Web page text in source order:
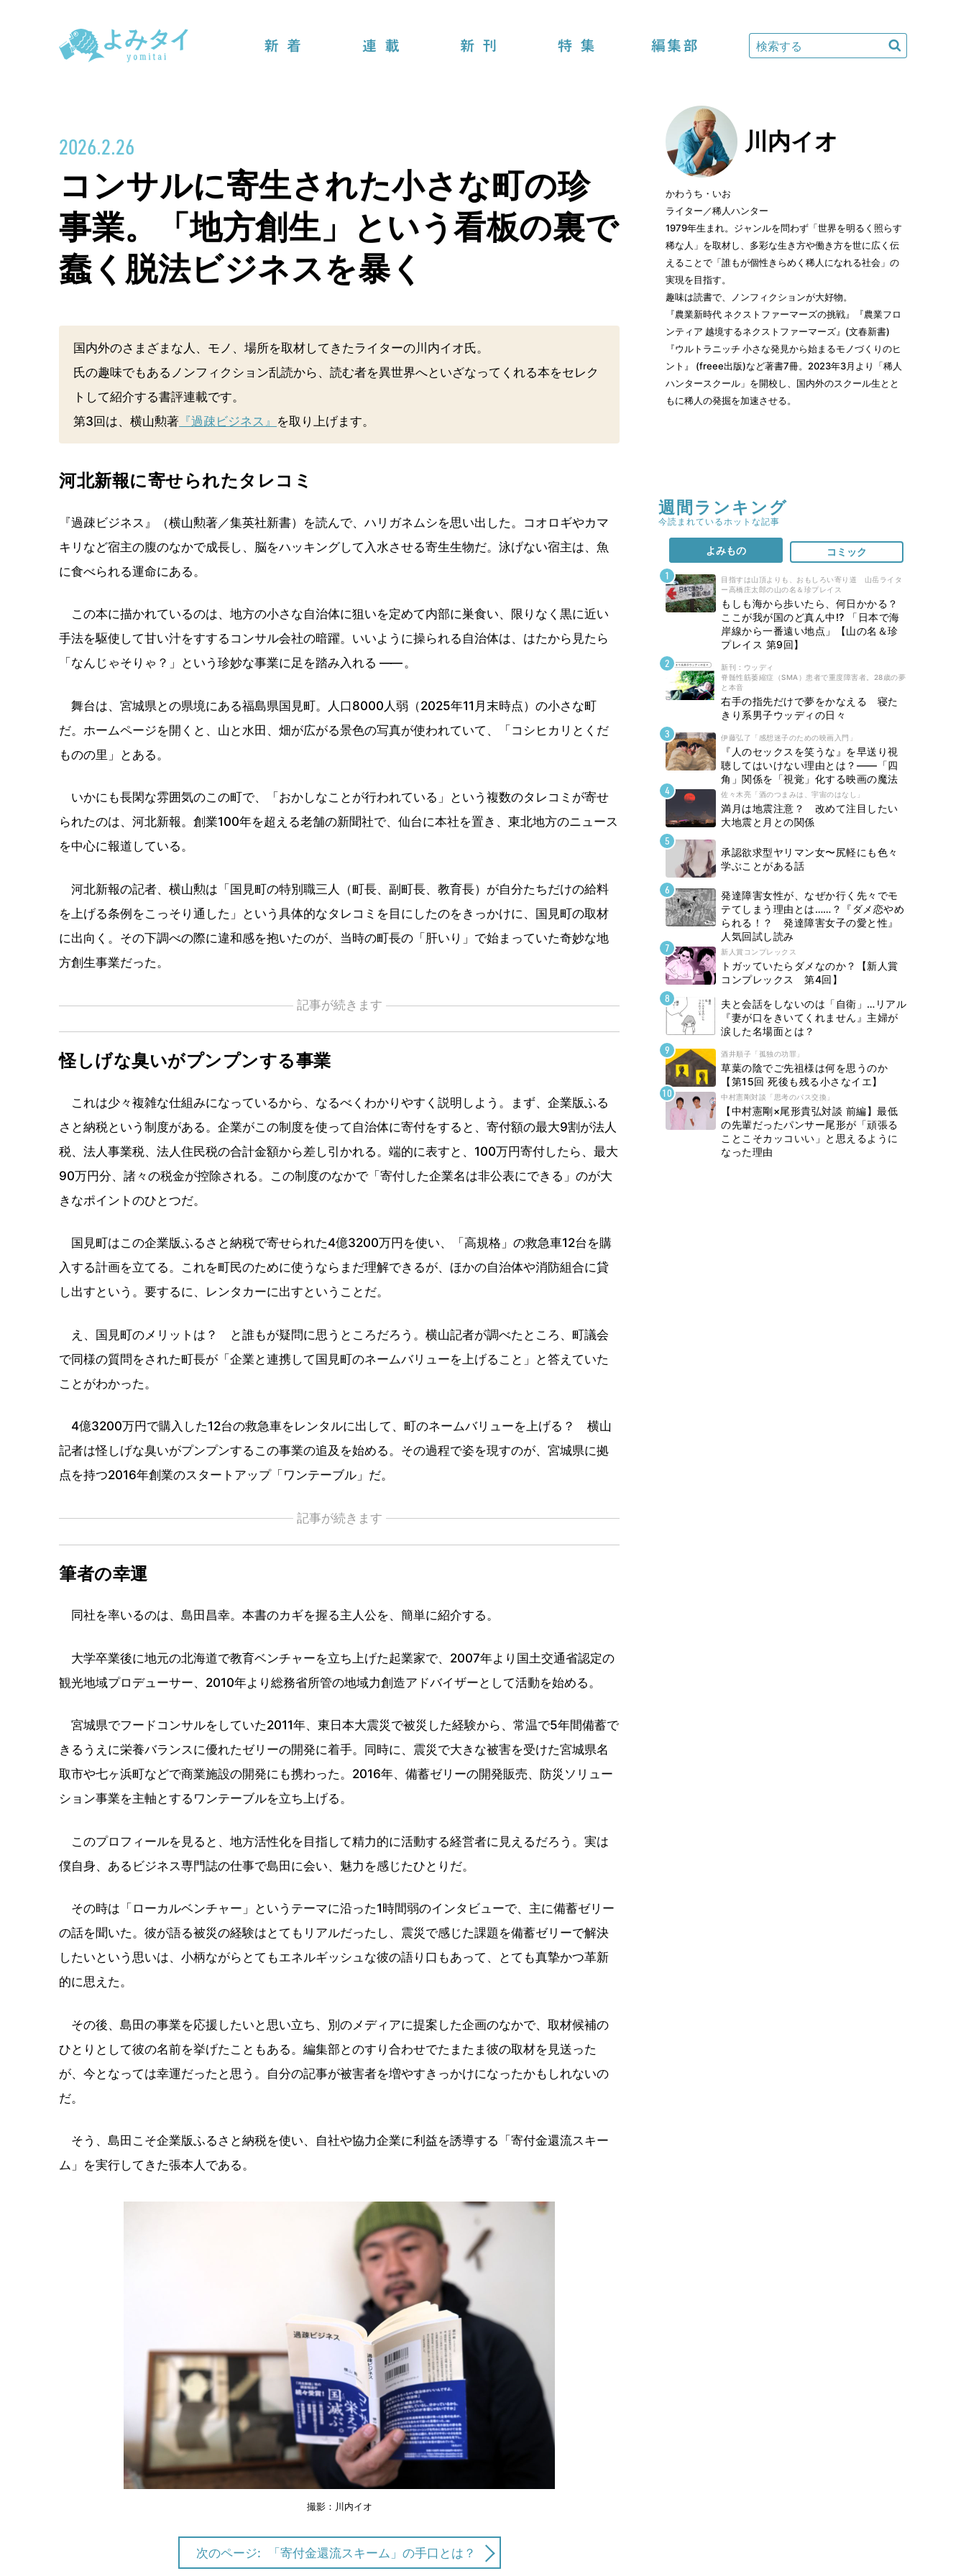
2026.2.26
コンサルに寄生された小さな町の珍
事業。「地方創生」という看板の裏で
蠢く脱法ビジネスを暴く
国内外のさまざまな人、モノ、場所を取材してきたライターの川内イオ氏。
氏の趣味でもあるノンフィクション乱読から、読む者を異世界へといざなってくれる本をセレク
トして紹介する書評連載です。
第3回は、横山勲著 『過疎ビジネス』 を取り上げます。
河北新報に寄せられたタレコミ
『過疎ビジネス』（横山勲著／集英社新書）を読んで、ハリガネムシを思い出した。コオロギやカマ
キリなど宿主の腹のなかで成長し、脳をハッキングして入水させる寄生生物だ。泳げない宿主は、魚
に食べられる運命にある。
この本に描かれているのは、地方の小さな自治体に狙いを定めて内部に巣食い、限りなく黒に近い
手法を駆使して甘い汁をすするコンサル会社の暗躍。いいように操られる自治体は、はたから見たら
「なんじゃそりゃ？」という珍妙な事業に足を踏み入れる ―― 。
舞台は、宮城県との県境にある福島県国見町。人口8000人弱（2025年11月末時点）の小さな町
だ。ホームページを開くと、山と水田、畑が広がる景色の写真が使われていて、「コシヒカリとくだ
ものの里」とある。
いかにも長閑な雰囲気のこの町で、「おかしなことが行われている」という複数のタレコミが寄せ
られたのは、河北新報。創業100年を超える老舗の新聞社で、仙台に本社を置き、東北地方のニュース
を中心に報道している。
河北新報の記者、横山勲は「国見町の特別職三人（町長、副町長、教育長）が自分たちだけの給料
を上げる条例をこっそり通した」という具体的なタレコミを目にしたのをきっかけに、国見町の取材
に出向く。その下調べの際に違和感を抱いたのが、当時の町長の「肝いり」で始まっていた奇妙な地
方創生事業だった。
記事が続きます
怪しげな臭いがプンプンする事業
これは少々複雑な仕組みになっているから、なるべくわかりやすく説明しよう。まず、企業版ふる
さと納税という制度がある。企業がこの制度を使って自治体に寄付をすると、寄付額の最大9割が法人
税、法人事業税、法人住民税の合計金額から差し引かれる。端的に表すと、100万円寄付したら、最大
90万円分、諸々の税金が控除される。この制度のなかで「寄付した企業名は非公表にできる」のが大
きなポイントのひとつだ。
国見町はこの企業版ふるさと納税で寄せられた4億3200万円を使い、「高規格」の救急車12台を購
入する計画を立てる。これを町民のために使うならまだ理解できるが、ほかの自治体や消防組合に貸
し出すという。要するに、レンタカーに出すということだ。
え、国見町のメリットは？ と誰もが疑問に思うところだろう。横山記者が調べたところ、町議会
で同様の質問をされた町長が「企業と連携して国見町のネームバリューを上げること」と答えていた
ことがわかった。
4億3200万円で購入した12台の救急車をレンタルに出して、町のネームバリューを上げる？ 横山
記者は怪しげな臭いがプンプンするこの事業の追及を始める。その過程で姿を現すのが、宮城県に拠
点を持つ2016年創業のスタートアップ「ワンテーブル」だ。
記事が続きます
筆者の幸運
同社を率いるのは、島田昌幸。本書のカギを握る主人公を、簡単に紹介する。
大学卒業後に地元の北海道で教育ベンチャーを立ち上げた起業家で、2007年より国土交通省認定の
観光地域プロデューサー、2010年より総務省所管の地域力創造アドバイザーとして活動を始める。
宮城県でフードコンサルをしていた2011年、東日本大震災で被災した経験から、常温で5年間備蓄で
きるうえに栄養バランスに優れたゼリーの開発に着手。同時に、震災で大きな被害を受けた宮城県名
取市や七ヶ浜町などで商業施設の開発にも携わった。2016年、備蓄ゼリーの開発販売、防災ソリュー
ション事業を主軸とするワンテーブルを立ち上げる。
このプロフィールを見ると、地方活性化を目指して精力的に活動する経営者に見えるだろう。実は
僕自身、あるビジネス専門誌の仕事で島田に会い、魅力を感じたひとりだ。
その時は「ローカルベンチャー」というテーマに沿った1時間弱のインタビューで、主に備蓄ゼリー
の話を聞いた。彼が語る被災の経験はとてもリアルだったし、震災で感じた課題を備蓄ゼリーで解決
したいという思いは、小柄ながらとてもエネルギッシュな彼の語り口もあって、とても真摯かつ革新
的に思えた。
その後、島田の事業を応援したいと思い立ち、別のメディアに提案した企画のなかで、取材候補の
ひとりとして彼の名前を挙げたこともある。編集部とのすり合わせでたまたま彼の取材を見送った
が、今となっては幸運だったと思う。自分の記事が被害者を増やすきっかけになったかもしれないの
だ。
そう、島田こそ企業版ふるさと納税を使い、自社や協力企業に利益を誘導する「寄付金還流スキー
ム」を実行してきた張本人である。
撮影：川内イオ
次のページ: 「寄付金還流スキーム」の手口とは？
川内イオ
かわうち・いお
ライター／稀人ハンター
1979年生まれ。ジャンルを問わず「世界を明るく照らす
稀な人」を取材し、多彩な生き方や働き方を世に広く伝
えることで「誰もが個性きらめく稀人になれる社会」の
実現を目指す。
趣味は読書で、ノンフィクションが大好物。
『農業新時代 ネクストファーマーズの挑戦』『農業フロ
ンティア 越境するネクストファーマーズ』(文春新書)
『ウルトラニッチ 小さな発見から始まるモノづくりのヒ
ント』 (freee出版)など著書7冊。2023年3月より「稀人
ハンタースクール」を開校し、国内外のスクール生とと
もに稀人の発掘を加速させる。
週間ランキング
今読まれているホットな記事
よみもの コミック
目指すは山頂よりも、おもしろい寄り道 山岳ライタ
ー高橋庄太郎の山の名＆珍プレイス
もしも海から歩いたら、何日かかる？
ここが我が国のど真ん中!? 「日本で海
岸線から一番遠い地点」【山の名＆珍
プレイス 第9回】
新刊 : ウッディ
脊髄性筋萎縮症（SMA）患者で重度障害者。28歳の夢
と本音
右手の指先だけで夢をかなえる 寝た
きり系男子ウッディの日々
伊藤弘了「感想迷子のための映画入門」
『人のセックスを笑うな』を早送り視
聴してはいけない理由とは？――「四
角」関係を「視覚」化する映画の魔法
佐々木亮「酒のつまみは、宇宙のはなし」
満月は地震注意？ 改めて注目したい
大地震と月との関係
承認欲求型ヤリマン女〜尻軽にも色々
学ぶことがある話
発達障害女性が、なぜか行く先々でモ
テてしまう理由とは……？『ダメ恋やめ
られる！？ 発達障害女子の愛と性』
人気回試し読み
新人賞コンプレックス
トガッていたらダメなのか？【新人賞
コンプレックス 第4回】
夫と会話をしないのは「自衛」…リアル
『妻が口をきいてくれません』主婦が
涙した名場面とは？
酒井順子「孤独の功罪」
草葉の陰でご先祖様は何を思うのか
【第15回 死後も残る小さなイエ】
中村憲剛対談「思考のパス交換」
【中村憲剛×尾形貴弘対談 前編】最低
の先輩だったパンサー尾形が「頑張る
ことこそカッコいい」と思えるように
なった理由